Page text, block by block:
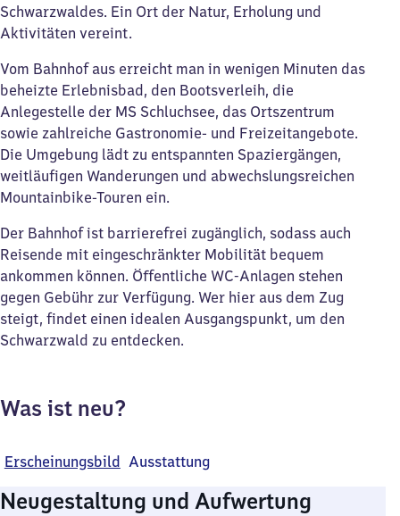
Schwarzwaldes. Ein Ort der Natur, Erholung und
Aktivitäten vereint.
Vom Bahnhof aus erreicht man in wenigen Minuten das
beheizte Erlebnisbad, den Bootsverleih, die
Anlegestelle der MS Schluchsee, das Ortszentrum
sowie zahlreiche Gastronomie- und Freizeitangebote.
Die Umgebung lädt zu entspannten Spaziergängen,
weitläufigen Wanderungen und abwechslungsreichen
Mountainbike-Touren ein.
Der Bahnhof ist barrierefrei zugänglich, sodass auch
Reisende mit eingeschränkter Mobilität bequem
ankommen können. Öffentliche WC-Anlagen stehen
gegen Gebühr zur Verfügung. Wer hier aus dem Zug
steigt, findet einen idealen Ausgangspunkt, um den
Schwarzwald zu entdecken.
Was ist neu?
Erscheinungsbild Ausstattung
Neugestaltung und Aufwertung